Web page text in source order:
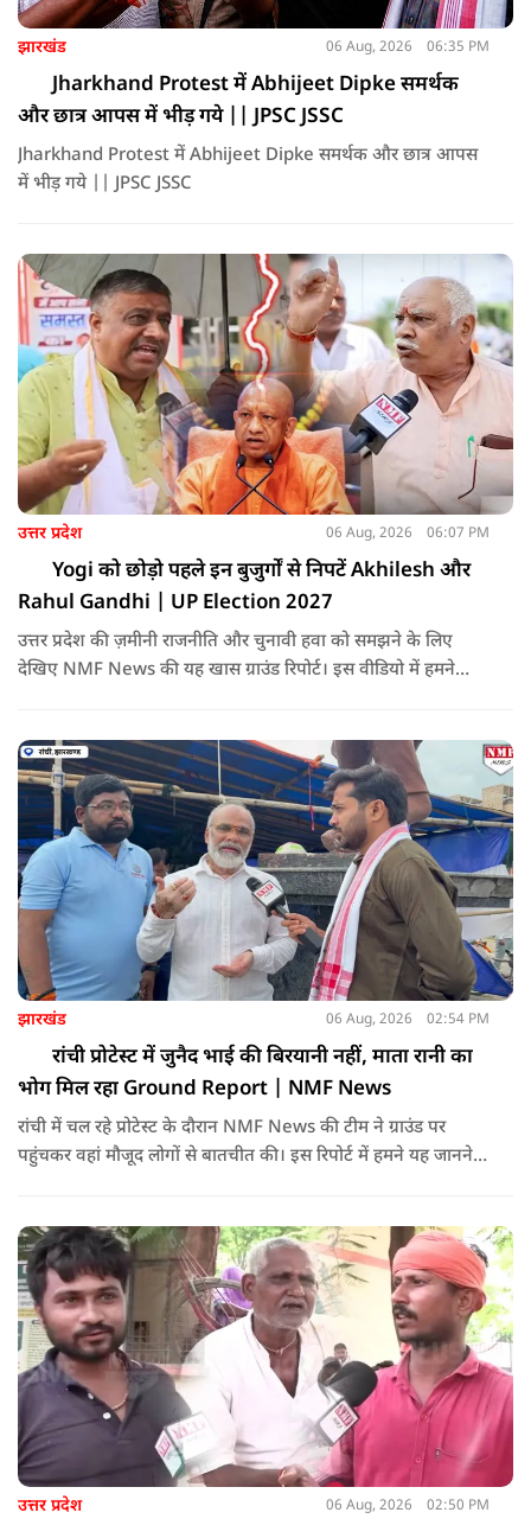
झारखंड 06 Aug, 2026 06:35 PM
Jharkhand Protest में Abhijeet Dipke समर्थक
और छात्र आपस में भीड़ गये || JPSC JSSC
Jharkhand Protest में Abhijeet Dipke समर्थक और छात्र आपस
में भीड़ गये || JPSC JSSC
उत्तर प्रदेश 06 Aug, 2026 06:07 PM
Yogi को छोड़ो पहले इन बुजुर्गों से निपटें Akhilesh और
Rahul Gandhi | UP Election 2027
उत्तर प्रदेश की ज़मीनी राजनीति और चुनावी हवा को समझने के लिए
देखिए NMF News की यह खास ग्राउंड रिपोर्ट। इस वीडियो में हमने
झारखंड 06 Aug, 2026 02:54 PM
रांची प्रोटेस्ट में जुनैद भाई की बिरयानी नहीं, माता रानी का
भोग मिल रहा Ground Report | NMF News
रांची में चल रहे प्रोटेस्ट के दौरान NMF News की टीम ने ग्राउंड पर
पहुंचकर वहां मौजूद लोगों से बातचीत की। इस रिपोर्ट में हमने यह जानने
उत्तर प्रदेश 06 Aug, 2026 02:50 PM